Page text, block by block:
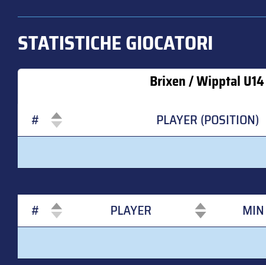
STATISTICHE GIOCATORI
Brixen / Wipptal U14
#
PLAYER (POSITION)
# PLAYER MIN